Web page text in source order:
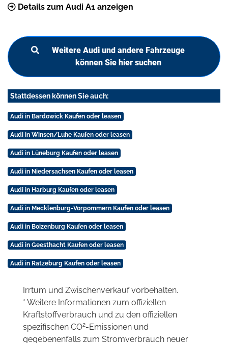
Details zum Audi A1 anzeigen
Weitere Audi und andere Fahrzeuge
können Sie hier suchen
Stattdessen können Sie auch:
Audi in Bardowick Kaufen oder leasen
Audi in Winsen/Luhe Kaufen oder leasen
Audi in Lüneburg Kaufen oder leasen
Audi in Niedersachsen Kaufen oder leasen
Audi in Harburg Kaufen oder leasen
Audi in Mecklenburg-Vorpommern Kaufen oder leasen
Audi in Boizenburg Kaufen oder leasen
Audi in Geesthacht Kaufen oder leasen
Audi in Ratzeburg Kaufen oder leasen
Irrtum und Zwischenverkauf vorbehalten.
* Weitere Informationen zum offiziellen
Kraftstoffverbrauch und zu den offiziellen
spezifischen CO2-Emissionen und
gegebenenfalls zum Stromverbrauch neuer